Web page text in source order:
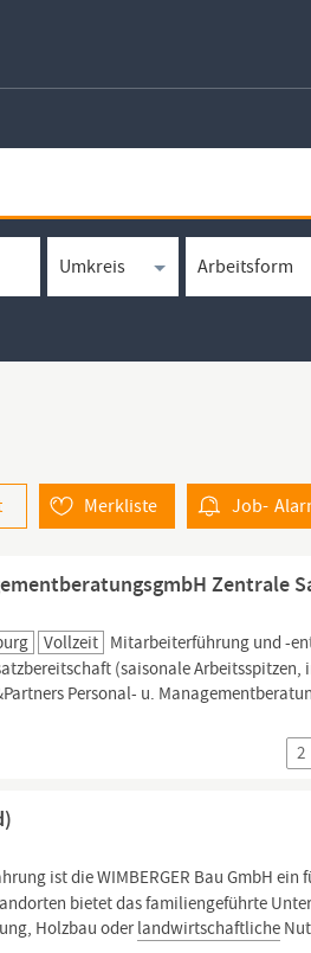
Job-
Merkliste
Zentrale
Vollzeit Mitarbeiterführung und -
(saisonale Arbeitsspitzen,
Personal- u.
2
ist die WIMBERGER Bau GmbH ein
bietet das familiengeführte
Holzbau oderlandwirtschaftliche